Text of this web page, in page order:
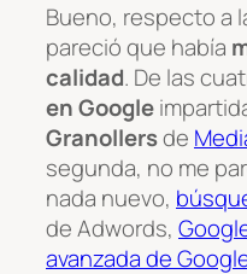
Bueno, respecto a
pareció que había
calidad. De las
en Google
Granollersde
segunda, no me
nada nuevo,
de Adwords,
avanzada de